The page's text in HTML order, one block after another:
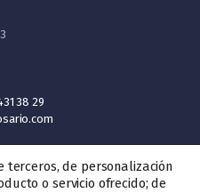
38 29
terceros, de personalización
o servicio ofrecido; de